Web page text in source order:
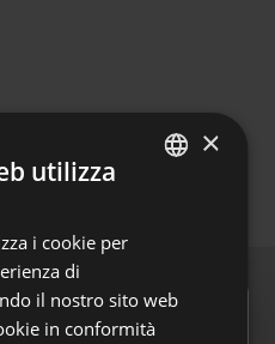
×
utilizza
i cookie per
di
il nostro sito web
in conformità